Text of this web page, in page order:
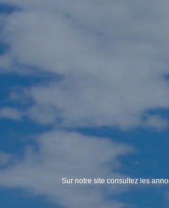
Sur notre site consultez les